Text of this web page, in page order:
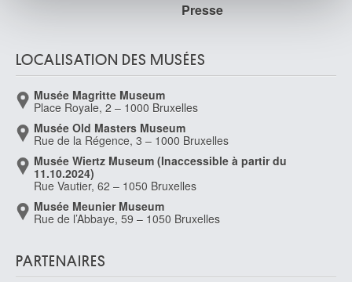
publicité et d'analyse, qui peuvent combiner celles-ci
ou qu'ils ont collectées lors de votre utilisation de leurs
services.
Presse
LOCALISATION DES MUSÉES
Musée Magritte Museum
Place Royale, 2 – 1000 Bruxelles
Musée Old Masters Museum
Rue de la Régence, 3 – 1000 Bruxelles
Musée Wiertz Museum (Inaccessible à partir du
11.10.2024)
Rue Vautier, 62 – 1050 Bruxelles
Musée Meunier Museum
Rue de l’Abbaye, 59 – 1050 Bruxelles
PARTENAIRES